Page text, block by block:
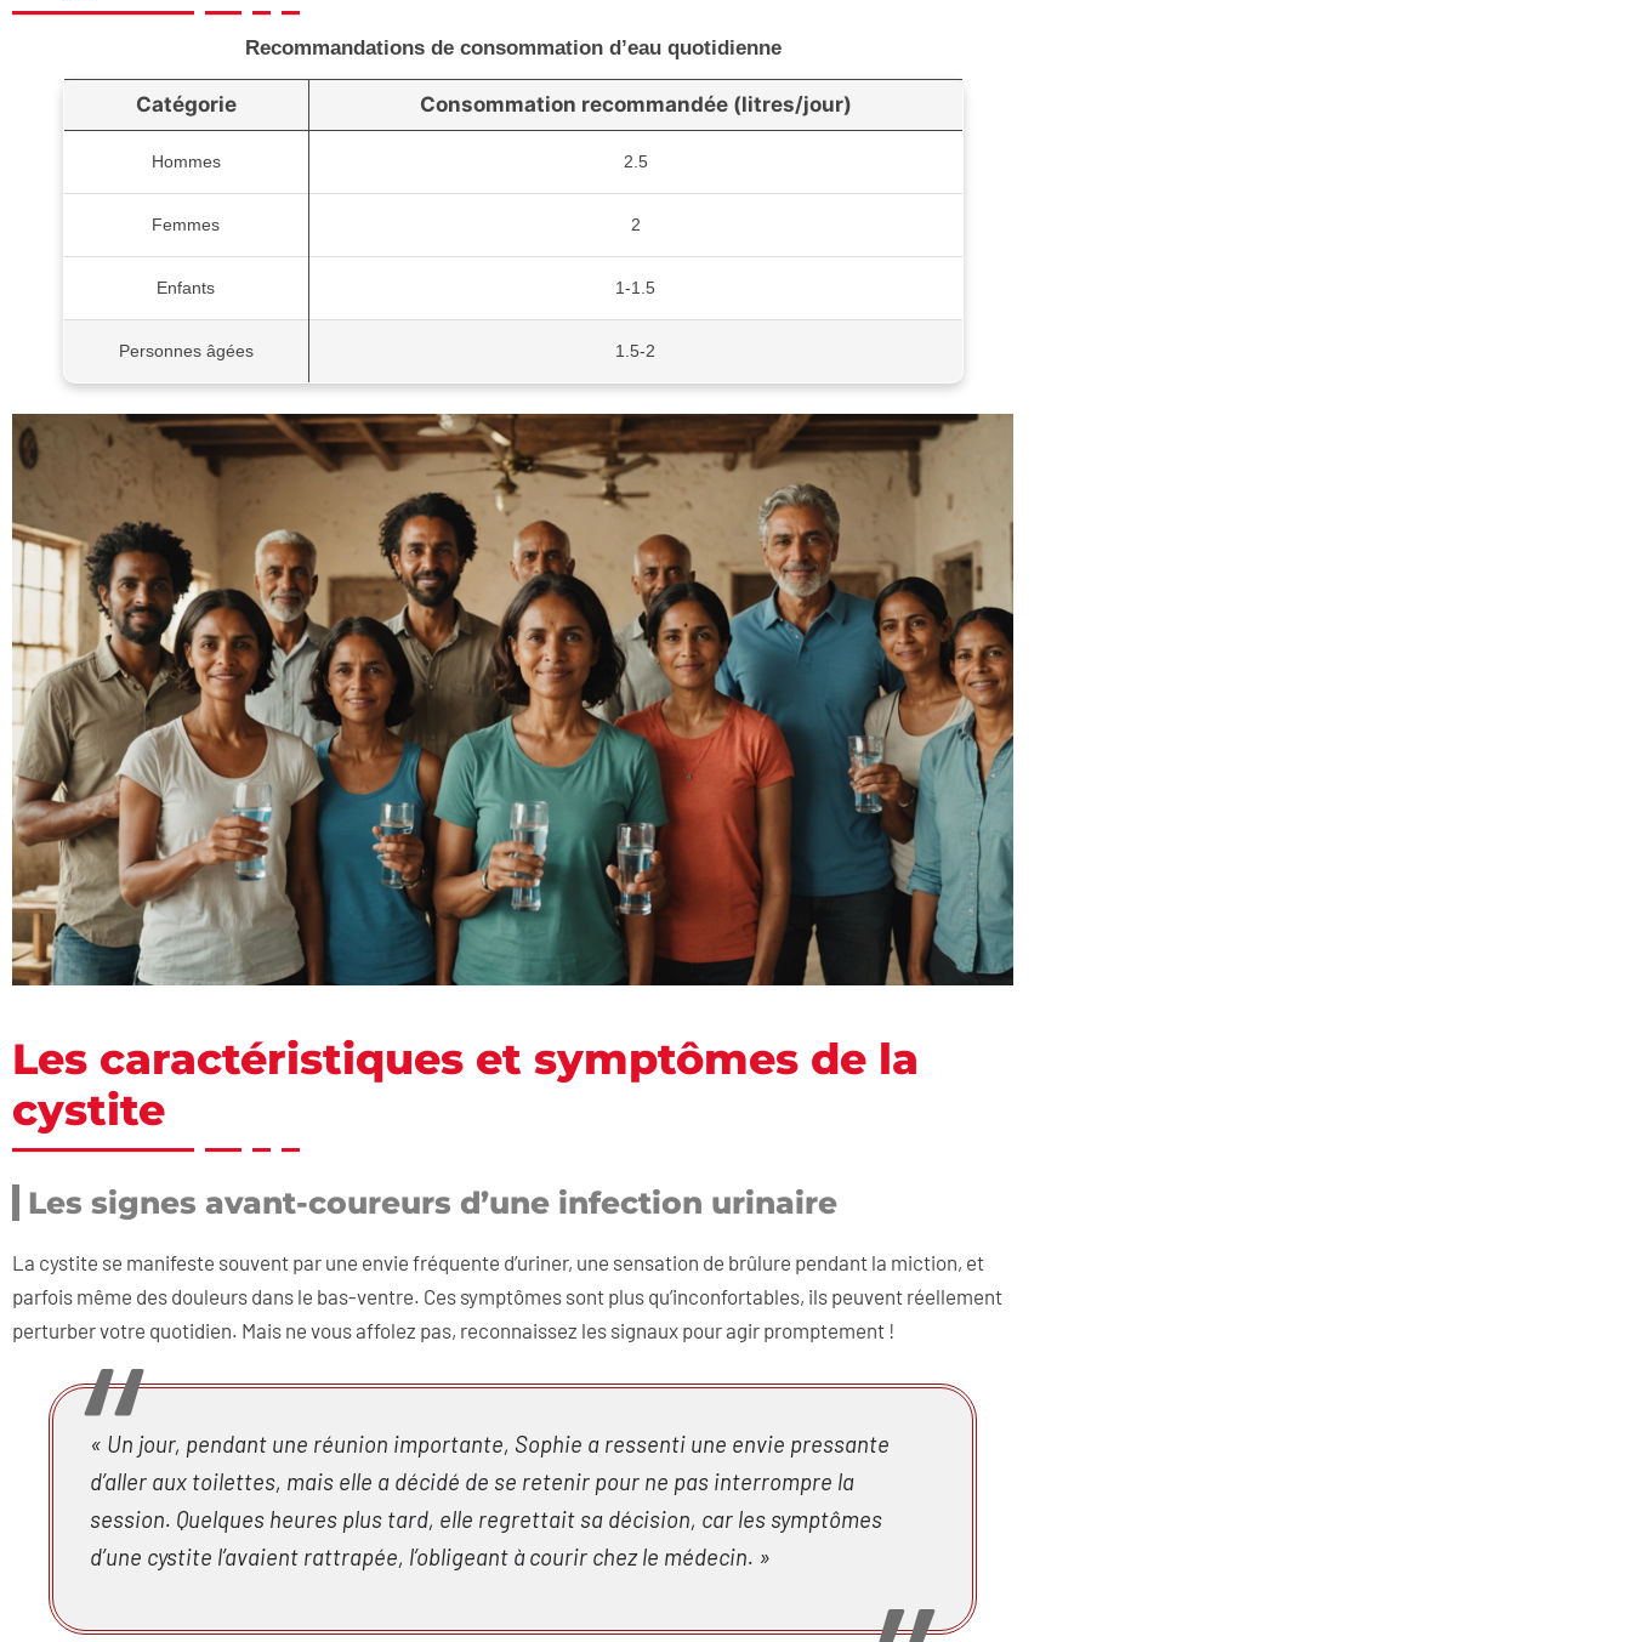
Recommandations de consommation d’eau quotidienne
Catégorie Consommation recommandée (litres/jour)
Hommes 2.5
Femmes 2
Enfants 1-1.5
Personnes âgées 1.5-2
Les caractéristiques et symptômes de la
cystite
Les signes avant-coureurs d’une infection urinaire
La cystite se manifeste souvent par une envie fréquente d’uriner, une sensation de brûlure pendant la miction, et
parfois même des douleurs dans le bas-ventre. Ces symptômes sont plus qu’inconfortables, ils peuvent réellement
perturber votre quotidien. Mais ne vous affolez pas, reconnaissez les signaux pour agir promptement !
« Un jour, pendant une réunion importante, Sophie a ressenti une envie pressante
d’aller aux toilettes, mais elle a décidé de se retenir pour ne pas interrompre la
session. Quelques heures plus tard, elle regrettait sa décision, car les symptômes
d’une cystite l’avaient rattrapée, l’obligeant à courir chez le médecin. »